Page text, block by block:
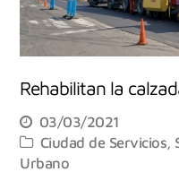
Rehabilitan la
03/03/2021
Ciudad de Servicios
Urbano